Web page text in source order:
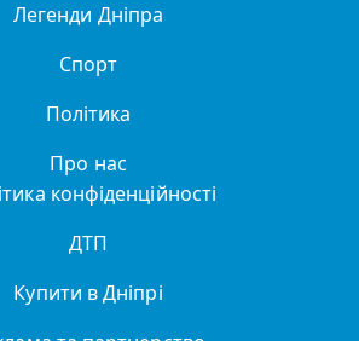
Легенди Дніпра
Спорт
Політика
Про нас
конфіденційності
ДТП
Купити в Дніпрі